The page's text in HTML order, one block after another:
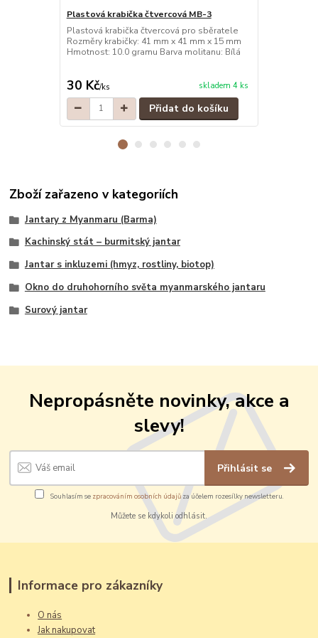
Plastová krabička čtvercová MB-3
Plastová krabička čtvercová pro sběratele
Rozměry krabičky: 41 mm x 41 mm x 15 mm
Hmotnost: 10.0 gramu Barva molitanu: Bílá
30 Kč/ks skladem 4 ks
Přidat do košíku
Zboží zařazeno v kategoriích
Jantary z Myanmaru (Barma)
Kachinský stát – burmitský jantar
Jantar s inkluzemi (hmyz, rostliny, biotop)
Okno do druhohorního světa myanmarského jantaru
Surový jantar
Nepropásněte novinky, akce a
slevy!
Přihlásit se
Souhlasím se zpracováním osobních údajůza účelem rozesílky newsletteru.
Můžete se kdykoli odhlásit.
Informace pro zákazníky
O nás
Jak nakupovat